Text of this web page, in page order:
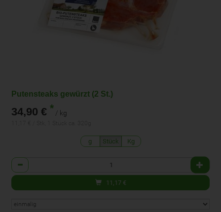
Putensteaks gewürzt (2 St.)
34,90 € * / kg
g Stück Kg
Anzahl
11,17 €